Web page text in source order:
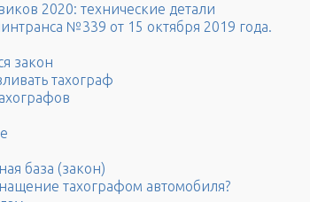
2020: технические детали
№339 от 15 октября 2019 года.
закон
тахограф
база (закон)
тахографом автомобиля?